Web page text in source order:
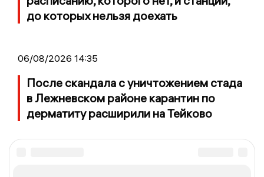
до которых нельзя доехать
06/08/2026 14:35
После скандала с уничтожением стада
в Лежневском районе карантин по
дерматиту расширили на Тейково